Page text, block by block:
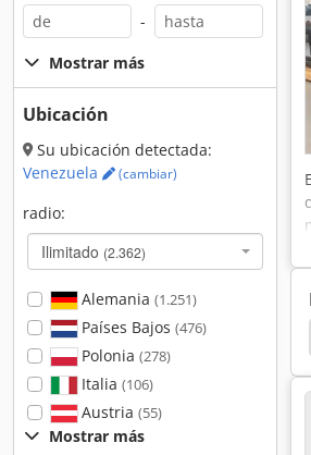
-
Mostrar más
Ubicación
Su ubicación detectada:
Venezuela
(cambiar)
radio:
Ilimitado (2.362)
Alemania (1.251)
Países Bajos (476)
Polonia (278)
Italia (106)
Austria (55)
Mostrar más
Still Ecotron Memory